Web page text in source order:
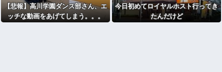
【悲報】高川学園ダンス部さん、エ
ッチな動画をあげてしまう。。。
今日初めてロイヤルホスト行ってき
たんだけど